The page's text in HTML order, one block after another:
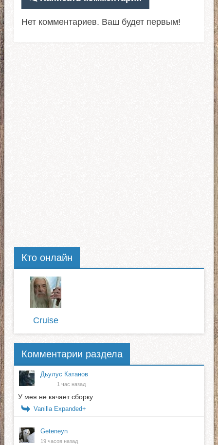
Нет комментариев. Ваш будет первым!
Кто онлайн
Cruise
Комментарии раздела
Дьулус Катанов
1 час назад
У мея не качает сборку
Vanilla Expanded+
Geteneyn
19 часов назад